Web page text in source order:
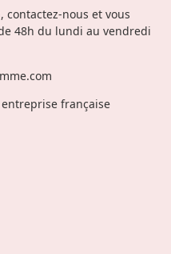
contactez-nous et vous
48h du lundi au vendredi
française